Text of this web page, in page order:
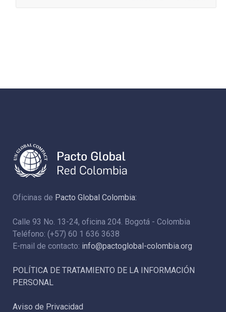
Oficinas de Pacto Global Colombia:
Calle 93 No. 13-24, oficina 204. Bogotá - Colombia
Teléfono: (+57) 60 1 636 3638
E-mail de contacto: info@pactoglobal-colombia.org
POLÍTICA DE TRATAMIENTO DE LA INFORMACIÓN
PERSONAL
Aviso de Privacidad